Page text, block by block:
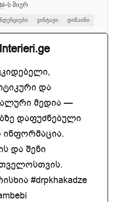
-ს მიერ
ვინტაჟი დიზაინი
და
მედია —
დაფუძნებული
ინფორმაცია.
და შენი
#drpkhakadze